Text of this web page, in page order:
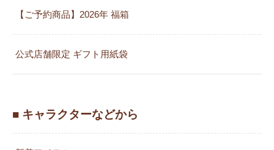
【ご予約商品】2026年 福箱
公式店舗限定 ギフト用紙袋
■ キャラクターなどから